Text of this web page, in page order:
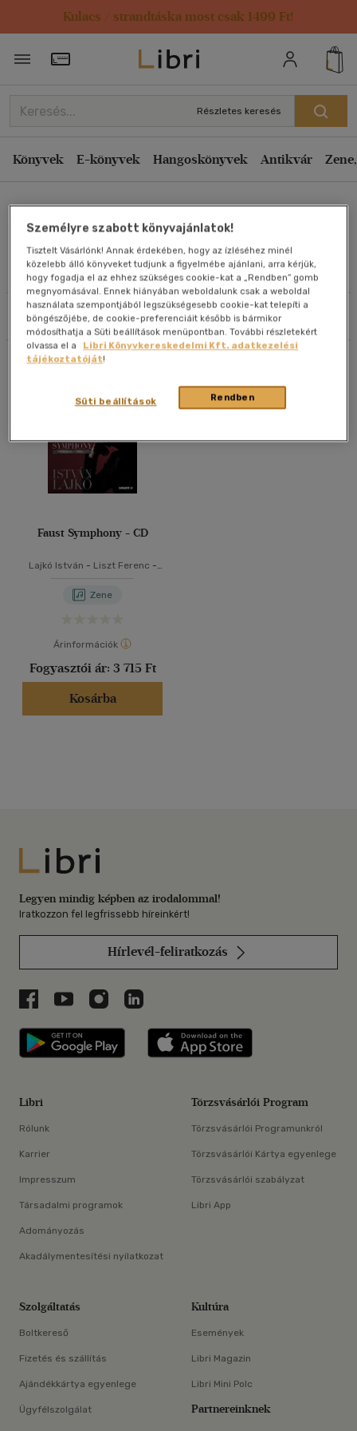
Kulacs / strandtáska most csak 1499 Ft!
Törzsvásárlói Kártya adatai
Részletes keresés
Könyvek E-könyvek Hangoskönyvek Antikvár
Carl Tausig
Művei
Szűrés Rendezés
Rendezés
Kiadás éve szerint csökkenő
Ár szerint csökkenő
Eladott darabszám szerint csökkenő
Eladott darabszám szerint növekvő
Cím szerint A-Z
Szerző szerint A-Z
Megjelenítés
20 db / oldal
Alkalmaz
Faust Symphony - CD
Lajkó István - Liszt Ferenc -
Zene
Árinformációk
Fogyasztói ár: 3 715 Ft
Kosárba
Libri
Legyen mindig képben az irodalommal!
Iratkozzon fel legfrissebb híreinkért!
Hírlevél-feliratkozás
Libri a Facebookon
Libri a Youtube-on
Libri az Instagramon
Libri a LinkedInen
Libri applikáció Szerezd meg: Google
Libri
Rólunk
Karrier
Impresszum
Társadalmi programok
Adományozás
Akadálymentesítési nyilatkozat
Törzsvásárlói Program
Törzsvásárlói Programunkról
Törzsvásárlói Kártya egyenlege
Törzsvásárlói szabályzat
Libri App
Szolgáltatás
Boltkereső
Fizetés és szállítás
Ajándékkártya egyenlege
Ügyfélszolgálat
Kultúra
Események
Libri Magazin
Libri Mini Polc
Partnereinknek
Személyre szabott könyvajánlatok!
Tisztelt Vásárlónk! Annak érdekében, hogy az ízléséhez minél
közelebb álló könyveket tudjunk a figyelmébe ajánlani, arra kérjük,
hogy fogadja el az ehhez szükséges cookie-kat a „Rendben” gomb
megnyomásával. Ennek hiányában weboldalunk csak a weboldal
használata szempontjából legszükségesebb cookie-kat telepíti a
böngészőjébe, de cookie-preferenciáit később is bármikor
módosíthatja a Süti beállítások menüpontban. További részletekért
olvassa el a
Libri Könyvkereskedelmi Kft. adatkezelési
tájékoztatóját!
Rendben
Süti beállítások